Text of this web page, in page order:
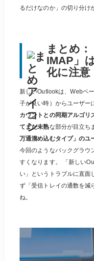
るだけなのか」の切り分け
まとめ
IMAP」
化に注意
新しいOutlookは、Webベ
子が良い時）からユーザー
カウントとの同期アルゴ
てまだ未熟な部分が目立ち
万通溜め込むタイプ」のユ
今回のようなバックグラウ
すくなります。 「新しい
い」というトラブルに直面
ず「受信トレイの通数を減
ね。